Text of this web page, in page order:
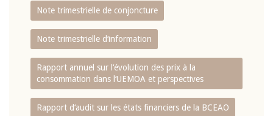
Note trimestrielle de conjoncture
Note trimestrielle d‘information
Rapport annuel sur l‘évolution des prix à la
consommation dans l‘UEMOA et perspectives
Rapport d‘audit sur les états financiers de la BCEAO